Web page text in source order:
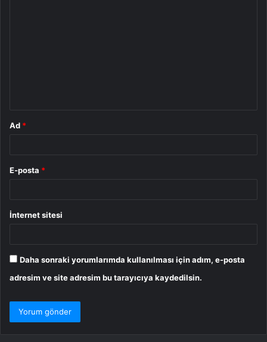
Ad *
E-posta *
İnternet sitesi
Daha sonraki yorumlarımda kullanılması için adım, e-posta
adresim ve site adresim bu tarayıcıya kaydedilsin.